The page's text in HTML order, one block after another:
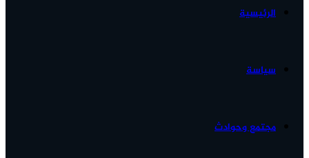
الرئيسية
سياسة
مجتمع وحوادث